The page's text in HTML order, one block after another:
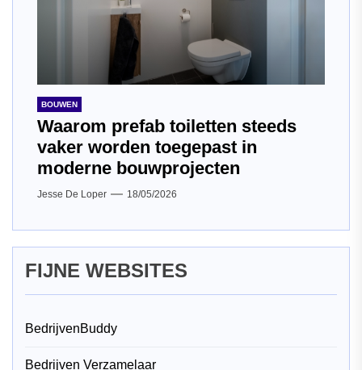
BOUWEN
Waarom prefab toiletten steeds
vaker worden toegepast in
moderne bouwprojecten
Jesse De Loper 18/05/2026
FIJNE WEBSITES
BedrijvenBuddy
Bedrijven Verzamelaar